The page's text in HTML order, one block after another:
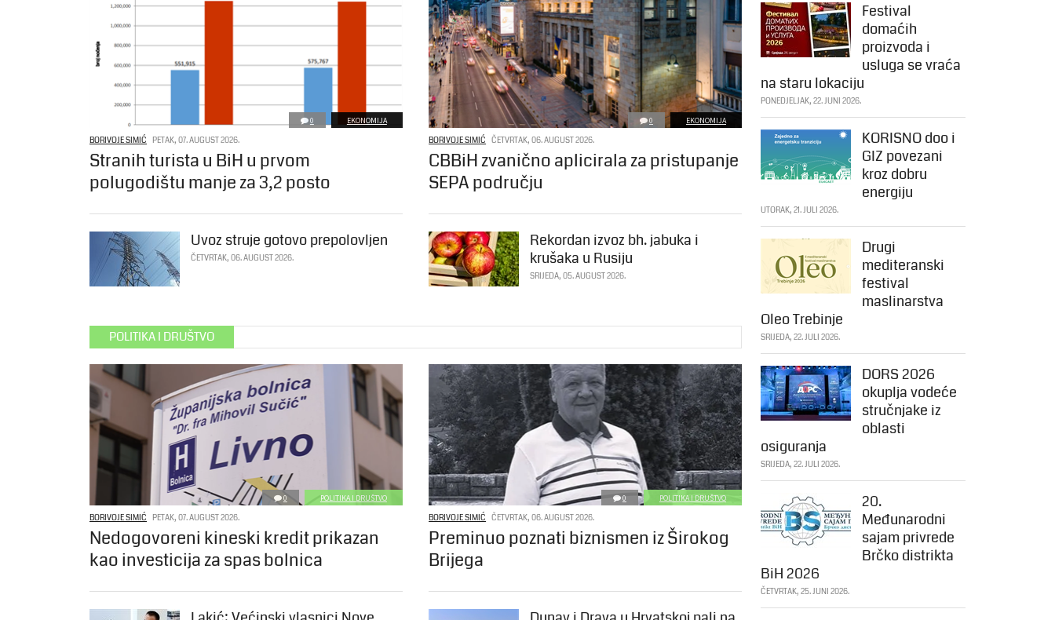
0 EKONOMIJA
BORIVOJE SIMIĆ PETAK, 07. AUGUST 2026.
Stranih turista u BiH u prvom
polugodištu manje za 3,2 posto
0 EKONOMIJA
BORIVOJE SIMIĆ ČETVRTAK, 06. AUGUST 2026.
CBBiH zvanično aplicirala za pristupanje
SEPA području
Uvoz struje gotovo prepolovljen
ČETVRTAK, 06. AUGUST 2026.
Rekordan izvoz bh. jabuka i
krušaka u Rusiju
SRIJEDA, 05. AUGUST 2026.
POLITIKA I DRUŠTVO
0 POLITIKA I DRUŠTVO
BORIVOJE SIMIĆ PETAK, 07. AUGUST 2026.
Nedogovoreni kineski kredit prikazan
kao investicija za spas bolnica
0 POLITIKA I DRUŠTVO
BORIVOJE SIMIĆ ČETVRTAK, 06. AUGUST 2026.
Preminuo poznati biznismen iz Širokog
Brijega
Festival
domaćih
proizvoda i
usluga se vraća
na staru lokaciju
PONEDJELJAK, 22. JUNI 2026.
KORISNO doo i
GIZ povezani
kroz dobru
energiju
UTORAK, 21. JULI 2026.
Drugi
mediteranski
festival
maslinarstva
Oleo Trebinje
SRIJEDA, 22. JULI 2026.
DORS 2026
okuplja vodeće
stručnjake iz
oblasti
osiguranja
SRIJEDA, 22. JULI 2026.
20.
Međunarodni
sajam privrede
Brčko distrikta
BiH 2026
ČETVRTAK, 25. JUNI 2026.